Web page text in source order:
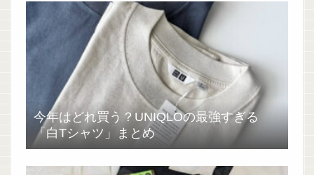
今年はどれ買う？UNIQLOの最強すぎる
「白Tシャツ」まとめ